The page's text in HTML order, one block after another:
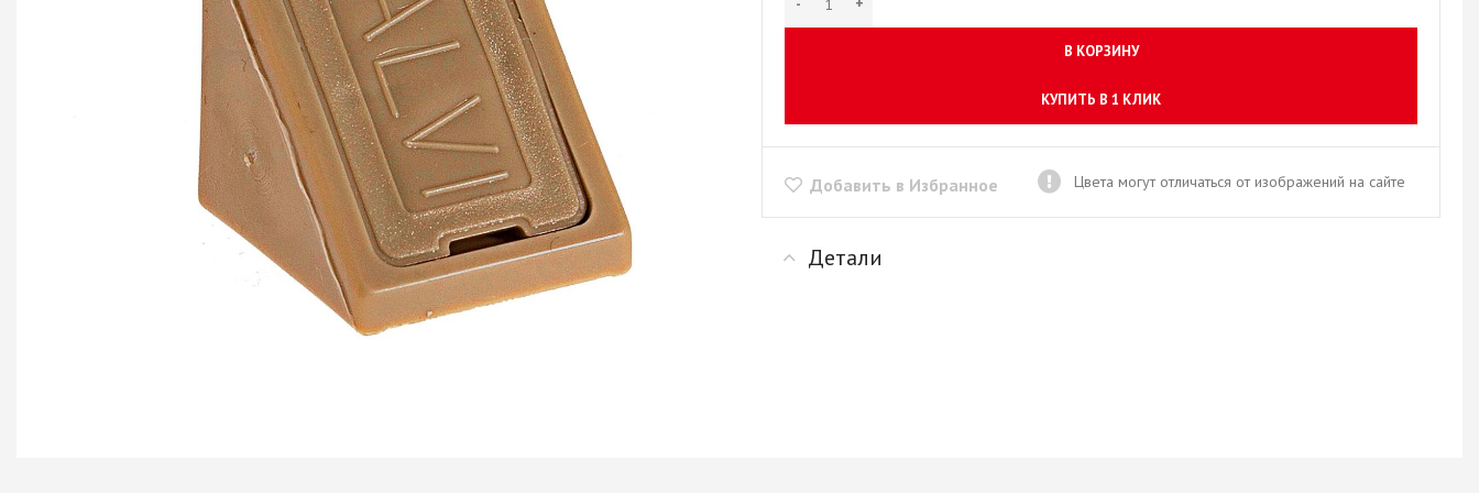
+ еще 4 категории
+ еще 1 категории
Ручки мебельные
Профиль GOLA (Opes)
Профиль GOLA (Rehau)
Профиль GOLA PFR
Ручки мебельные AMIX
Ручки мебельные GTV
Ручки мебельные
KERRON
Ручки мебельные Китай
Винты мебельные
Демпферы,
амортизаторы,
толкатели
Заглушки мебельные
Системы выдвижения
Корзины выдвижные
Метабоксы
Направляющие
роликовые
КУПИТЬ
В КОРЗИНУ
КУПИТЬ В 1 КЛИК
Добавить в Избранное Цвета могут отличаться от изображений на сайте
Детали